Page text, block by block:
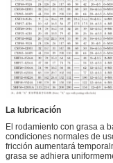
La lubricación
El rodamiento con grasa a
condiciones normales de
fricción aumentará
grasa se adhiera